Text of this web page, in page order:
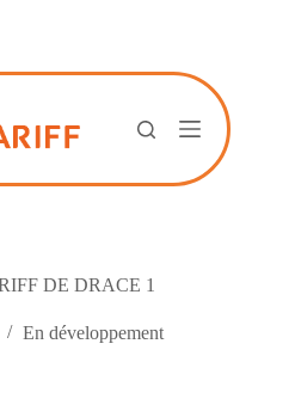
DE DRACE 1
En développement